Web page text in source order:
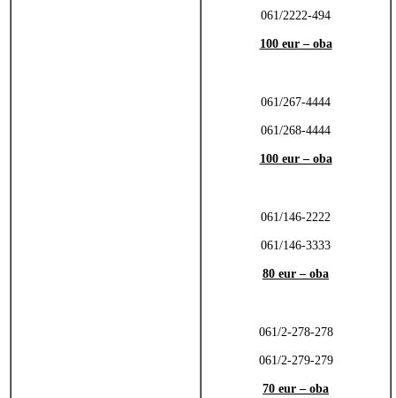
061/2222-494
100 eur – oba
061/267-4444
061/268-4444
100 eur – oba
061/146-2222
061/146-3333
80 eur – oba
061/2-278-278
061/2-279-279
70 eur – oba